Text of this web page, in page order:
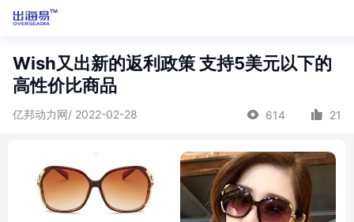
Wish又出新的返利政策 支持5美元以下的
高性价比商品
亿邦动力网/ 2022-02-28 614 21